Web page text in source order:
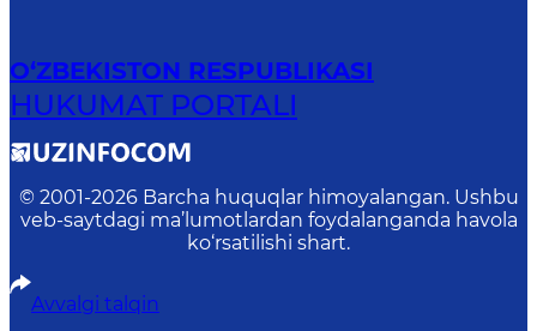
O‘ZBEKISTON RESPUBLIKASI
HUKUMAT PORTALI
© 2001-2026 Barcha huquqlar himoyalangan. Ushbu
veb-saytdagi ma’lumotlardan foydalanganda havola
ko‘rsatilishi shart.
Avvalgi talqin